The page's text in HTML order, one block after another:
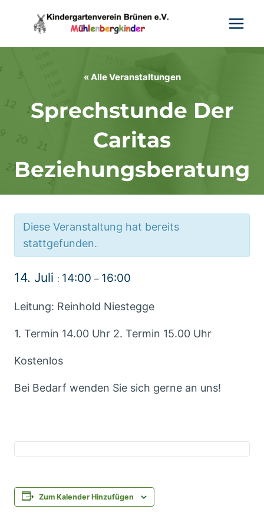
« Alle Veranstaltungen
Sprechstunde Der
Caritas
Beziehungsberatung
Diese Veranstaltung hat bereits
stattgefunden.
14. Juli : 14:00 – 16:00
Leitung: Reinhold Niestegge
1. Termin 14.00 Uhr 2. Termin 15.00 Uhr
Kostenlos
Bei Bedarf wenden Sie sich gerne an uns!
Zum Kalender Hinzufügen